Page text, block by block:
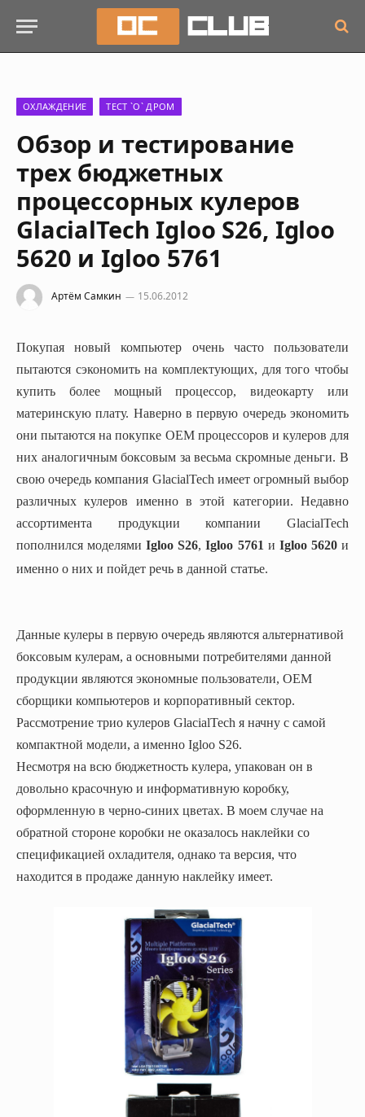
ОХЛАЖДЕНИЕ ТЕСТ `О` ДРОМ
Обзор и тестирование
трех бюджетных
процессорных кулеров
GlacialTech Igloo S26, Igloo
5620 и Igloo 5761
Артём Самкин 15.06.2012
Покупая новый компьютер очень часто пользователи
пытаются сэкономить на комплектующих, для того чтобы
купить более мощный процессор, видеокарту или
материнскую плату. Наверно в первую очередь экономить
они пытаются на покупке OEM процессоров и кулеров для
них аналогичным боксовым за весьма скромные деньги. В
свою очередь компания GlacialTech имеет огромный выбор
различных кулеров именно в этой категории. Недавно
ассортимента продукции компании GlacialTech
пополнился моделямиIgloo S26,Igloo 5761 и Igloo 5620и
именно о них и пойдет речь в данной статье.
Данные кулеры в первую очередь являются альтернативой
боксовым кулерам, а основными потребителями данной
продукции являются экономные пользователи, ОЕМ
сборщики компьютеров и корпоративный сектор.
Рассмотрение трио кулеров GlacialTech я начну с самой
компактной модели, а именно Igloo S26.
Несмотря на всю бюджетность кулера, упакован он в
довольно красочную и информативную коробку,
оформленную в черно-синих цветах. В моем случае на
обратной стороне коробки не оказалось наклейки со
спецификацией охладителя, однако та версия, что
находится в продаже данную наклейку имеет.